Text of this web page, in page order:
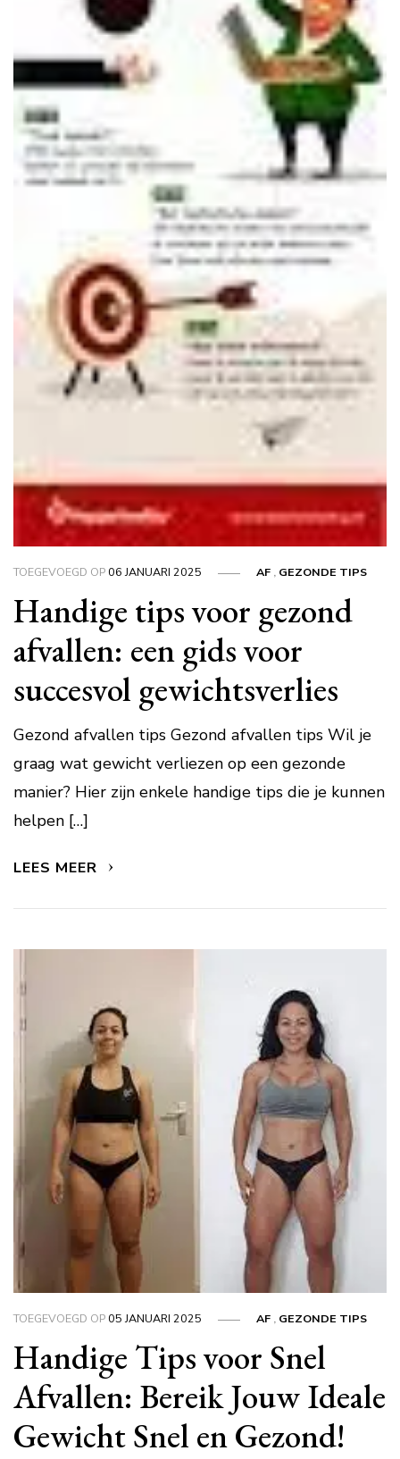
TOEGEVOEGD OP06 JANUARI 2025 AF , GEZONDE TIPS
Handige tips voor gezond
afvallen: een gids voor
succesvol gewichtsverlies
Gezond afvallen tips Gezond afvallen tips Wil je
graag wat gewicht verliezen op een gezonde
manier? Hier zijn enkele handige tips die je kunnen
helpen […]
LEES MEER
TOEGEVOEGD OP05 JANUARI 2025 AF , GEZONDE TIPS
Handige Tips voor Snel
Afvallen: Bereik Jouw Ideale
Gewicht Snel en Gezond!